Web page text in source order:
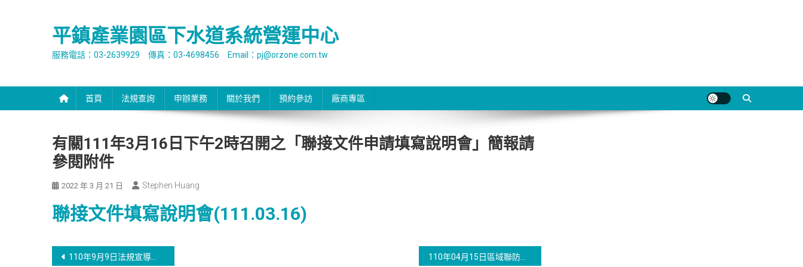
平鎮產業園區下水道系統營運中心
服務電話：03-2639929 傳真：03-4698456 Email：pj@orzone.com.tw
首頁 法規查詢 申辦業務 關於我們 預約參訪 廠商專區
有關111年3月16日下午2時召開之「聯接文件申請填寫說明會」簡報請
參閱附件
2022 年 3 月 21 日 Stephen Huang
聯接文件填寫說明會(111.03.16)
文 110年9月9日法規宣導會簡報，請參閱